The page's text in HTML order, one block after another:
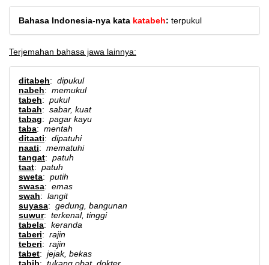
Bahasa Indonesia-nya kata katabeh: terpukul
Terjemahan bahasa jawa lainnya:
ditabeh: dipukul
nabeh: memukul
tabeh: pukul
tabah: sabar, kuat
tabag: pagar kayu
taba: mentah
ditaati: dipatuhi
naati: mematuhi
tangat: patuh
taat: patuh
sweta: putih
swasa: emas
swah: langit
suyasa: gedung, bangunan
suwur: terkenal, tinggi
tabela: keranda
taberi: rajin
teberi: rajin
tabet: jejak, bekas